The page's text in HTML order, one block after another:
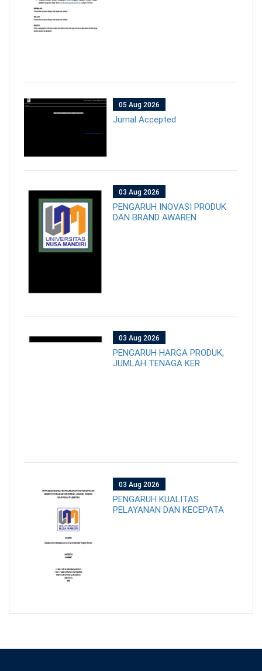
05 Aug 2026
Jurnal Accepted
03 Aug 2026
PENGARUH INOVASI PRODUK
DAN BRAND AWAREN
03 Aug 2026
PENGARUH HARGA PRODUK,
JUMLAH TENAGA KER
03 Aug 2026
PENGARUH KUALITAS
PELAYANAN DAN KECEPATA